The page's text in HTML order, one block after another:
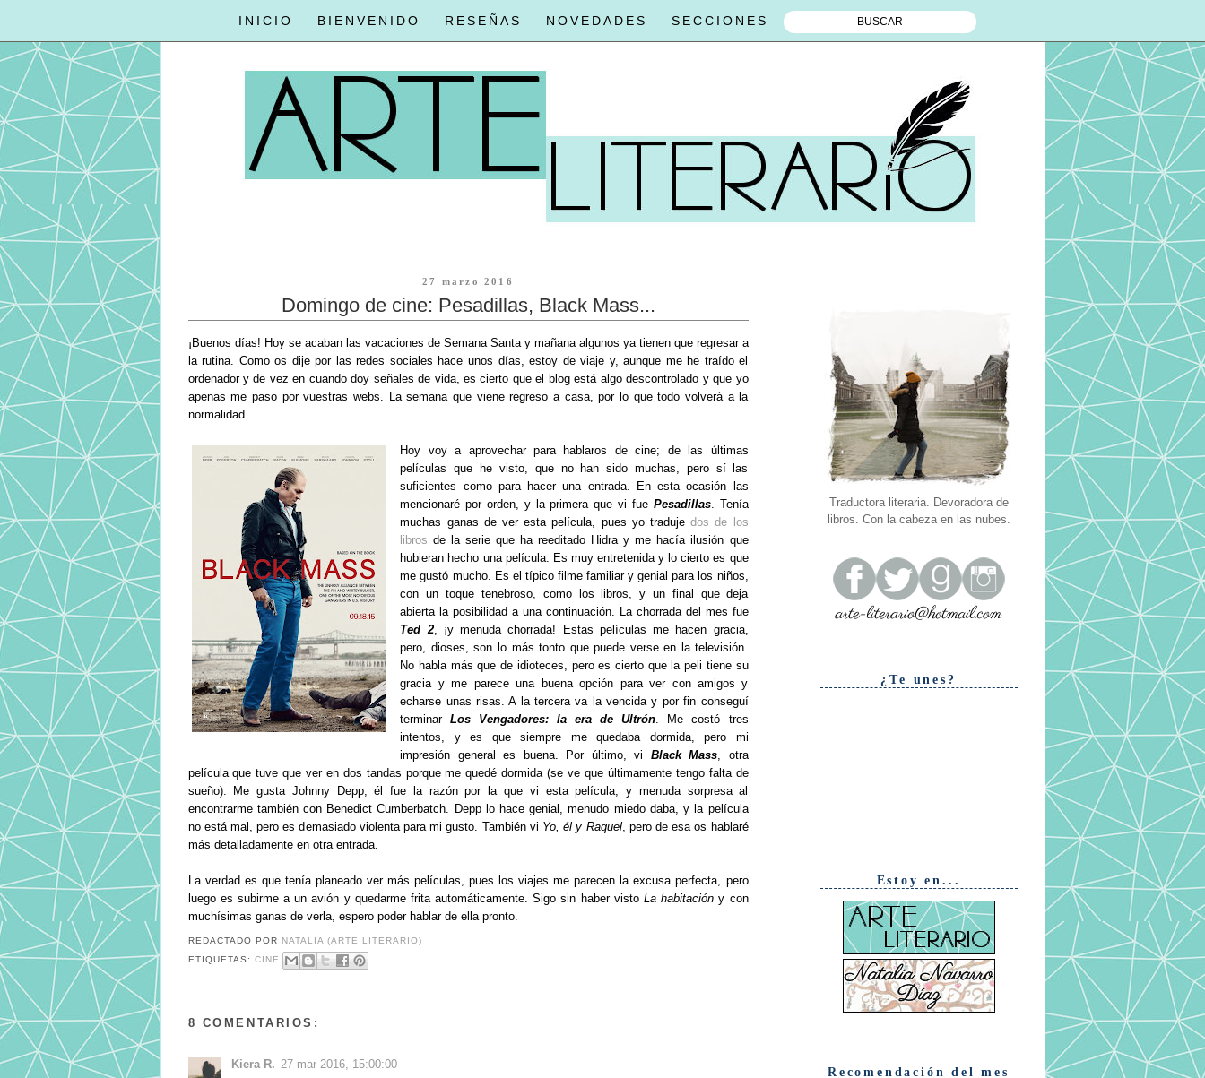
INICIO BIENVENIDO RESEÑAS NOVEDADES SECCIONES
27 marzo 2016
Domingo de cine: Pesadillas, Black Mass...
¡Buenos días! Hoy se acaban las vacaciones de Semana Santa y mañana algunos ya tienen que regresar a
la rutina. Como os dije por las redes sociales hace unos días, estoy de viaje y, aunque me he traído el
ordenador y de vez en cuando doy señales de vida, es cierto que el blog está algo descontrolado y que yo
apenas me paso por vuestras webs. La semana que viene regreso a casa, por lo que todo volverá a la
normalidad.
Hoy voy a aprovechar para hablaros de cine; de las últimas
películas que he visto, que no han sido muchas, pero sí las
suficientes como para hacer una entrada. En esta ocasión las
mencionaré por orden, y la primera que vi fue Pesadillas. Tenía
muchas ganas de ver esta película, pues yo tradujedos de los
libros de la serie que ha reeditado Hidra y me hacía ilusión que
hubieran hecho una película. Es muy entretenida y lo cierto es que
me gustó mucho. Es el típico filme familiar y genial para los niños,
con un toque tenebroso, como los libros, y un final que deja
abierta la posibilidad a una continuación. La chorrada del mes fue
Ted 2, ¡y menuda chorrada! Estas películas me hacen gracia,
pero, dioses, son lo más tonto que puede verse en la televisión.
No habla más que de idioteces, pero es cierto que la peli tiene su
gracia y me parece una buena opción para ver con amigos y
echarse unas risas. A la tercera va la vencida y por fin conseguí
terminarLos Vengadores: la era de Ultrón . Me costó tres
intentos, y es que siempre me quedaba dormida, pero mi
impresión general es buena. Por último, vi Black Mass , otra
película que tuve que ver en dos tandas porque me quedé dormida (se ve que últimamente tengo falta de
sueño). Me gusta Johnny Depp, él fue la razón por la que vi esta película, y menuda sorpresa al
encontrarme también con Benedict Cumberbatch. Depp lo hace genial, menudo miedo daba, y la película
no está mal, pero es demasiado violenta para mi gusto. También vi Yo, él y Raquel, pero de esa os hablaré
más detalladamente en otra entrada.
La verdad es que tenía planeado ver más películas, pues los viajes me parecen la excusa perfecta, pero
luego es subirme a un avión y quedarme frita automáticamente. Sigo sin haber visto La habitación y con
muchísimas ganas de verla, espero poder hablar de ella pronto.
REDACTADO POR NATALIA (ARTE LITERARIO)
ETIQUETAS: CINE
8 COMENTARIOS:
Kiera R. 27 mar 2016, 15:00:00
Traductora literaria. Devoradora de
libros. Con la cabeza en las nubes.
¿Te unes?
Estoy en...
Recomendación del mes